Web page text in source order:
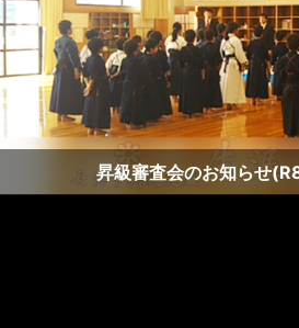
昇級審査会のお知らせ